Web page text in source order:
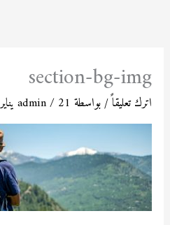
section-bg-img
اترك تعليقاً/ بواسطة admin/ 21 يناير، 2020